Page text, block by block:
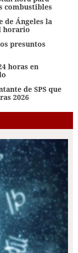
combustibles
de Ángeles la
horario
presuntos
horas en
de SPS que
2026